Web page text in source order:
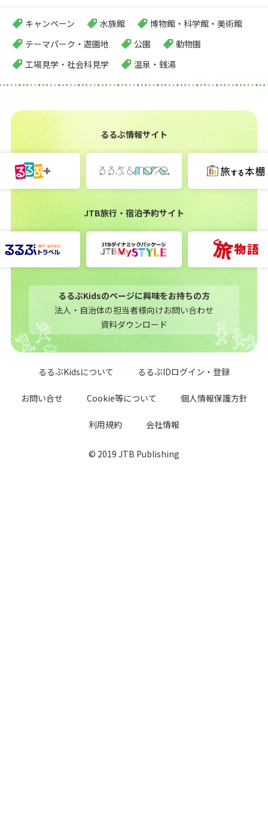
キャンペーン 水族館
博物館・科学館・美術館
テーマパーク・遊園地
公園
動物園
工場見学・社会科見学
温泉・銭湯
るるぶ情報サイト
JTB旅行・宿泊予約サイト
るるぶKidsのページに興味をお持ちの方
法人・自治体の担当者様向けお問い合わせ
資料ダウンロード
るるぶKidsについて るるぶIDログイン・登録
お問い合せ Cookie等について 個人情報保護方針
利用規約 会社情報
© 2019 JTB Publishing